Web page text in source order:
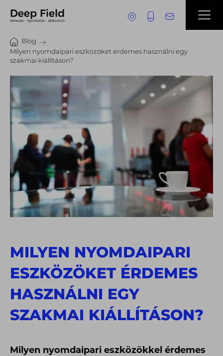
Blog
Milyen nyomdaipari eszközöket érdemes használni egy
szakmai kiállításon?
MILYEN NYOMDAIPARI
ESZKÖZÖKET ÉRDEMES
HASZNÁLNI EGY
SZAKMAI KIÁLLÍTÁSON?
Milyen nyomdaipari eszközökkel érdemes